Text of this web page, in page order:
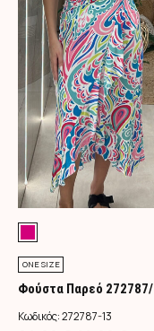
ONE SIZE
Φούστα Παρεό 272787/
Φούξια
Κωδικός:272787-13